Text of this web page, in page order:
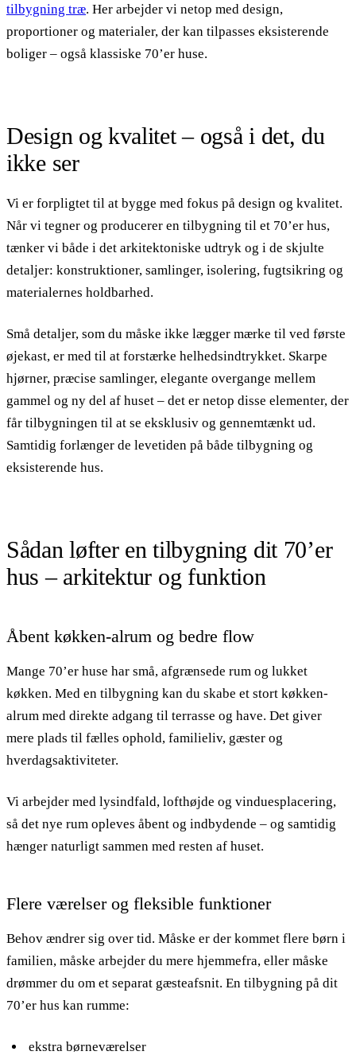
tilbygning træ. Her arbejder vi netop med design,
proportioner og materialer, der kan tilpasses eksisterende
boliger – også klassiske 70’er huse.
Design og kvalitet – også i det, du
ikke ser
Vi er forpligtet til at bygge med fokus på design og kvalitet.
Når vi tegner og producerer en tilbygning til et 70’er hus,
tænker vi både i det arkitektoniske udtryk og i de skjulte
detaljer: konstruktioner, samlinger, isolering, fugtsikring og
materialernes holdbarhed.
Små detaljer, som du måske ikke lægger mærke til ved første
øjekast, er med til at forstærke helhedsindtrykket. Skarpe
hjørner, præcise samlinger, elegante overgange mellem
gammel og ny del af huset – det er netop disse elementer, der
får tilbygningen til at se eksklusiv og gennemtænkt ud.
Samtidig forlænger de levetiden på både tilbygning og
eksisterende hus.
Sådan løfter en tilbygning dit 70’er
hus – arkitektur og funktion
Åbent køkken-alrum og bedre flow
Mange 70’er huse har små, afgrænsede rum og lukket
køkken. Med en tilbygning kan du skabe et stort køkken-
alrum med direkte adgang til terrasse og have. Det giver
mere plads til fælles ophold, familieliv, gæster og
hverdagsaktiviteter.
Vi arbejder med lysindfald, lofthøjde og vinduesplacering,
så det nye rum opleves åbent og indbydende – og samtidig
hænger naturligt sammen med resten af huset.
Flere værelser og fleksible funktioner
Behov ændrer sig over tid. Måske er der kommet flere børn i
familien, måske arbejder du mere hjemmefra, eller måske
drømmer du om et separat gæsteafsnit. En tilbygning på dit
70’er hus kan rumme:
ekstra børneværelser